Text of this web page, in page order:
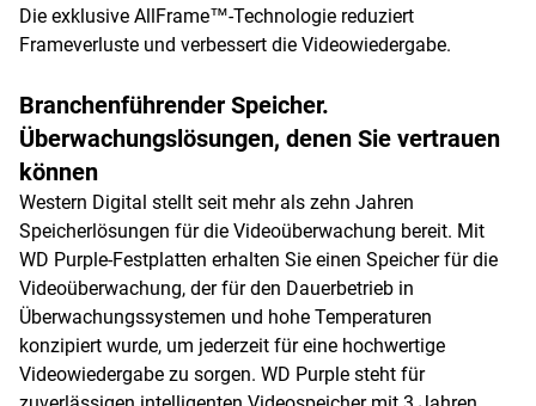
Die exklusive AllFrame™-Technologie reduziert
Frameverluste und verbessert die Videowiedergabe.
Branchenführender Speicher.
Überwachungslösungen, denen Sie vertrauen
können
Western Digital stellt seit mehr als zehn Jahren
Speicherlösungen für die Videoüberwachung bereit. Mit
WD Purple-Festplatten erhalten Sie einen Speicher für die
Videoüberwachung, der für den Dauerbetrieb in
Überwachungssystemen und hohe Temperaturen
konzipiert wurde, um jederzeit für eine hochwertige
Videowiedergabe zu sorgen. WD Purple steht für